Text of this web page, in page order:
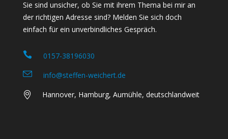
Sie sind unsicher, ob Sie mit ihrem Thema bei mir an
der richtigen Adresse sind? Melden Sie sich doch
einfach für ein unverbindliches Gespräch.
0157-38196030
info@steffen-weichert.de
Hannover, Hamburg, Aumühle, deutschlandweit